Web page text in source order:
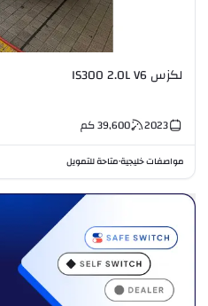
لكزس IS300 2.0L V6
2023
39,600كم
مواصفات خليجية•متاحة للتمويل